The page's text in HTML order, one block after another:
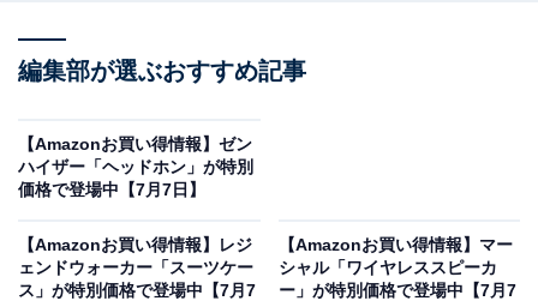
更、売り切れの場合もあります。
この記事の執筆者：
いもの部
のがもっと楽しく、もっとお得になる情報をお届け。編集部員によ
る独自レビューなど、ここでしか手に入らない情報も満載です。
...続きを読む
編集部が選ぶおすすめ記事
【Amazonお買い得情報】ゼン
ハイザー「ヘッドホン」が特別
価格で登場中【7月7日】
【Amazonお買い得情報】レジ
ェンドウォーカー「スーツケー
ス」が特別価格で登場中【7月7
【Amazonお買い得情報】マー
シャル「ワイヤレススピーカ
ー」が特別価格で登場中【7月7